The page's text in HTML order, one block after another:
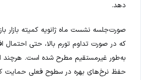
دهد.
صورت‌جلسه نشست ماه ژانویه کمیته بازار
که در صورت تداوم تورم بالا، حتی احتمال
به‌طور غیرمستقیم مطرح شده است. هرچند
حفظ نرخ‌های بهره در سطوح فعلی حمایت